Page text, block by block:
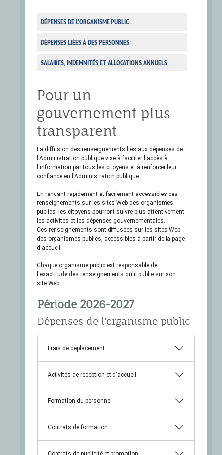
DÉPENSES DE L'ORGANISME PUBLIC
DÉPENSES LIÉES À DES PERSONNES
SALAIRES, INDEMNITÉS ET ALLOCATIONS ANNUELS
Pour un
gouvernement plus
transparent
La diffusion des renseignements liés aux dépenses de
l'Administration publique vise à faciliter l'accès à
l'information par tous les citoyens et à renforcer leur
confiance en l'Administration publique.
En rendant rapidement et facilement accessibles ces
renseignements sur les sites Web des organismes
publics, les citoyens pourront suivre plus attentivement
les activités et les dépenses gouvernementales.
Ces renseignements sont diffusées sur les sites Web
des organismes publics, accessibles à partir de la page
d'accueil.
Chaque organisme public est responsable de
l'exactitude des renseignements qu'il publie sur son
site Web.
Période 2026-2027
Dépenses de l'organisme public
Frais de déplacement
Activités de réception et d'accueil
Formation du personnel
Contrats de formation
Contrats de publicité et promotion